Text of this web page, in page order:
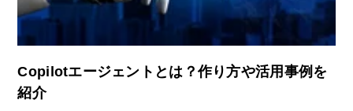
Copilotエージェントとは？作り方や活用事例を
紹介